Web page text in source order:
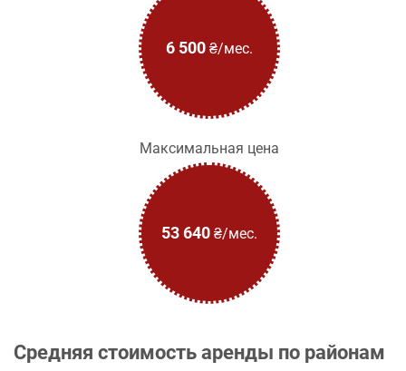
6 500₴/мес.
Максимальная цена
53 640₴/мес.
Средняя стоимость аренды по районам